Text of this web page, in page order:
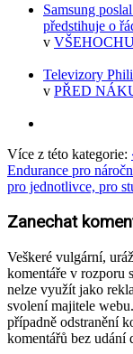
Samsung
předstihuje o
v
Televizory
v PŘED
Více z této kategorie:
Endurance pro
pro jednotlivce, pro
Zanechat
Veškeré vulgární,
komentáře v rozporu
nelze využít jako
svolení majitele
případně odstranění
komentářů bez udání